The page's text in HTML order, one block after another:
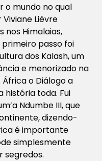
o mundo no qual
Lièvre
Himalaias,
primeiro passo foi
dos Kalash, um
e menorizado na
o Diálogo a
história toda. Fui
Ndumbe III, que
dizendo-
é importante
simplesmente
segredos.